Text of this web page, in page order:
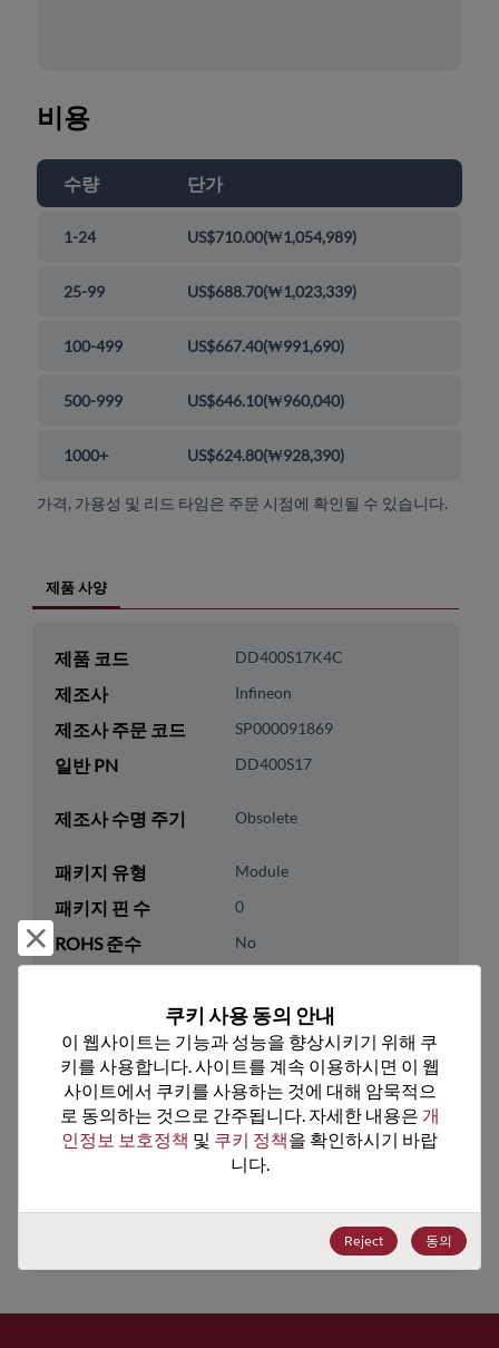
비용
수량 단가
1-24 US$710.00(₩1,054,989)
25-99 US$688.70(₩1,023,339)
100-499 US$667.40(₩991,690)
500-999 US$646.10(₩960,040)
1000+ US$624.80(₩928,390)
가격, 가용성 및 리드 타임은 주문 시점에 확인될 수 있습니다.
제품 사양
제품 코드 DD400S17K4C
제조사 Infineon
제조사 주문 코드 SP000091869
일반 PN DD400S17
제조사 수명 주기 Obsolete
패키지 유형 Module
패키지 핀 수 0
ROHS 준수 No
0
기술 카테고리 Discretes
기술 하위 카테고리 Diodes
기술 그룹 Rectifier/Schottky Diodes
거부 및 닫기
쿠키 사용 동의 안내
이 웹사이트는 기능과 성능을 향상시키기 위해 쿠
키를 사용합니다. 사이트를 계속 이용하시면 이 웹
사이트에서 쿠키를 사용하는 것에 대해 암묵적으
로 동의하는 것으로 간주됩니다. 자세한 내용은 개
인정보 보호정책 및 쿠키 정책을 확인하시기 바랍
니다.
Reject 동의